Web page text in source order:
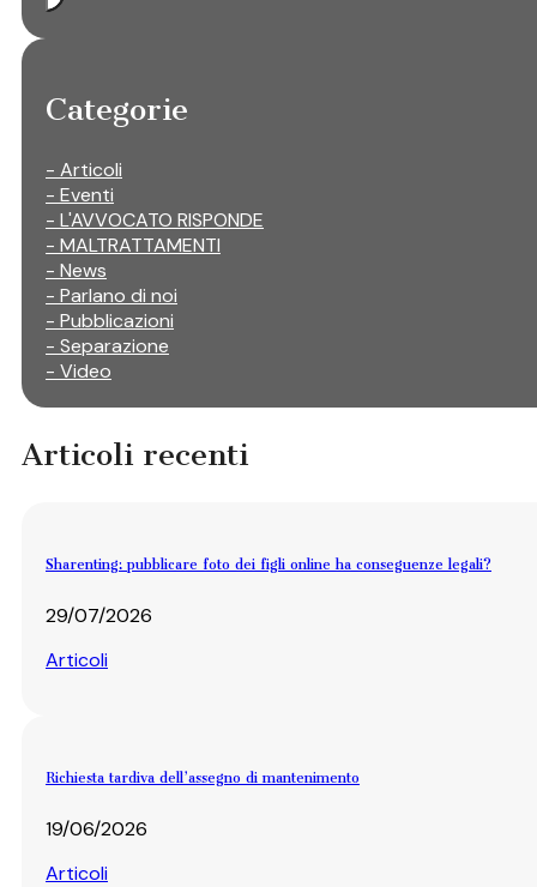
Categorie
- Articoli
- Eventi
- L'AVVOCATO RISPONDE
- MALTRATTAMENTI
- News
- Parlano di noi
- Pubblicazioni
- Separazione
- Video
Articoli recenti
Sharenting: pubblicare foto dei figli online ha conseguenze legali?
29/07/2026
Articoli
Richiesta tardiva dell’assegno di mantenimento
19/06/2026
Articoli